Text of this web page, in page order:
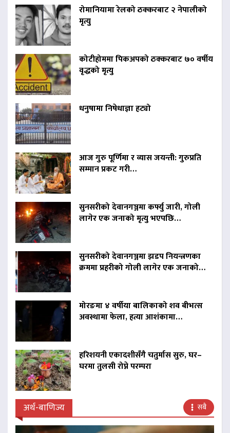
रोमानियामा रेलको ठक्करबाट २ नेपालीको
मृत्यु
कोटीहोममा पिकअपको ठक्करबाट ७० वर्षीय
वृद्धको मृत्यु
धनुषामा निषेधाज्ञा हट्यो
आज गुरु पूर्णिमा र व्यास जयन्ती: गुरुप्रति
सम्मान प्रकट गरी…
सुनसरीको देवानगञ्जमा कर्फ्यु जारी, गोली
लागेर एक जनाको मृत्यु भएपछि…
सुनसरीको देवानगञ्जमा झडप नियन्त्रणका
क्रममा प्रहरीको गोली लागेर एक जनाको…
मोरङमा ४ वर्षीया बालिकाको शव बीभत्स
अवस्थामा फेला, हत्या आशंकामा…
हरिशयनी एकादशीसँगै चतुर्मास सुरु, घर–
घरमा तुलसी रोप्ने परम्परा
अर्थ-बाणिज्य सबै